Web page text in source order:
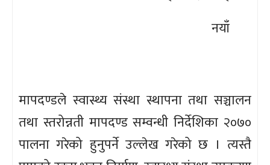
नयाँ
मापदण्डले स्वास्थ्य संस्था स्थापना तथा सञ्चालन
तथा स्तरोन्नती मापदण्ड सम्वन्धी निर्देशिका २०७०
पालना गरेको हुनुपर्ने उल्लेख गरेको छ । त्यस्तै